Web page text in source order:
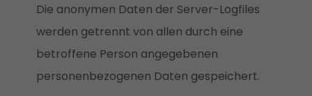
Die anonymen Daten der Server-Logfiles
werden getrennt von allen durch eine
betroffene Person angegebenen
personenbezogenen Daten gespeichert.